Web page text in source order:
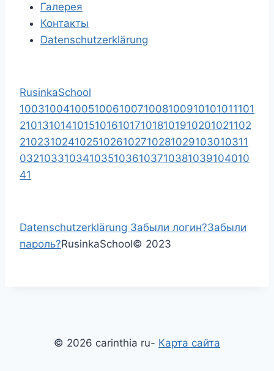
Галерея
Контакты
Datenschutzerklärung
RusinkaSchool
100310041005100610071008100910101011101
2101310141015101610171018101910201021102
21023102410251026102710281029103010311
0321033103410351036103710381039104010
41
Datenschutzerklärung Забыли логин?Забыли
пароль?RusinkaSchool© 2023
© 2026 carinthia ru- Карта сайта